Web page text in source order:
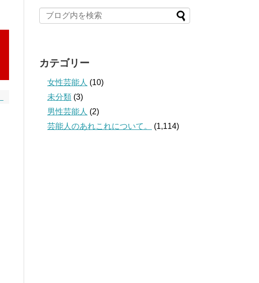
カテゴリー
女性芸能人 (10)
未分類 (3)
男性芸能人 (2)
芸能人のあれこれについて。
(1,114)